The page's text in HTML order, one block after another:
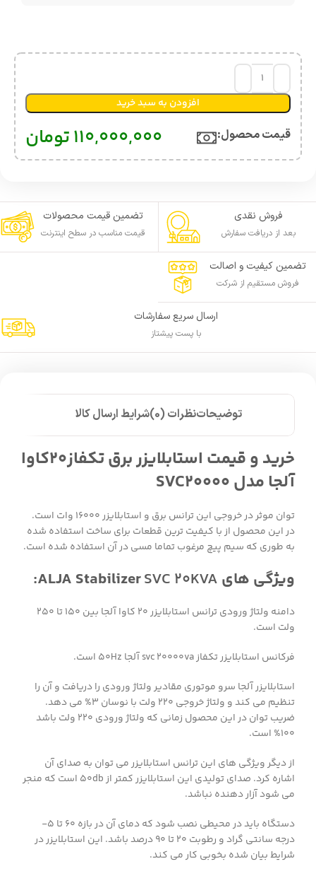
افزودن به سبد خرید
قیمت محصول:​ 110,000,000تومان
فروش نقدی
بعد از دریافت سفارش
تضمین قیمت محصولات
قیمت مناسب در سطح اینترنت
تضمین کیفیت و اصالت
فروش مستقیم از شرکت
ارسال سریع سفارشات
با پست پیشتاز
توضیحاتنظرات (0) شرایط ارسال کالا
خرید و قیمت استابلایزر برق تکفاز20کاوا
آلجا مدل SVC20000
توان موثر در خروجی این ترانس برق و استابلایزر 16000 وات است.
در این محصول از با کیفیت ترین قطعات برای ساخت استفاده شده
به طوری که سیم پیچ مرغوب تماما مسی در آن استفاده شده است.
ویژگی های ALJA Stabilizer SVC 20KVA
:
دامنه ولتاژ ورودی ترانس استابلایزر 20 کاوا آلجا بین ۱۵۰ تا ۲۵۰
ولت است.
فرکانس استابلایزر تکفاز svc 20000va آلجا ۵۰Hz است.
استابلایزر آلجا سرو موتوری مقادیر ولتاژ ورودی را دریافت و آن را
تنظیم می کند و ولتاژ خروجی ۲۲۰ ولت با نوسان ۳% می دهد.
ضریب توان در این محصول زمانی که ولتاژ ورودی ۲۲۰ ولت باشد
۱۰۰% است.
از دیگر ویژگی های این ترانس استابلایزر می توان به صدای آن
اشاره کرد. صدای تولیدی این استابلایزر کمتر از ۵۰db است که منجر
می شود آزار دهنده نباشد.
دستگاه باید در محیطی نصب شود که دمای آن در بازه ۶۰ تا ۵-
درجه سانتی گراد و رطوبت ۲۰ تا ۹۰ درصد باشد. این استابلایزر در
شرایط بیان شده بخوبی کار می کند.